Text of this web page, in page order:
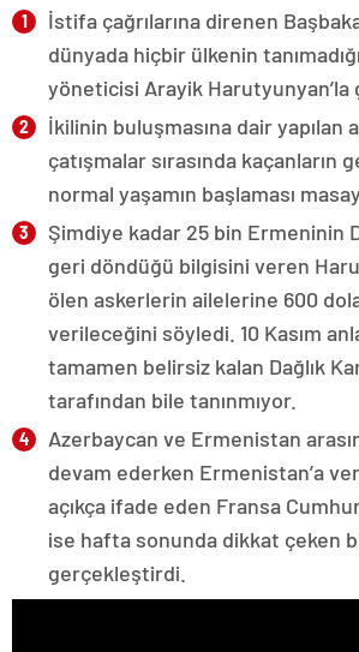
İstifa çağrılarına direnen
dünyada hiçbir ülkenin
yöneticisi Arayik Harutyunyan’la
İkilinin buluşmasına dair yapılan
çatışmalar sırasında kaçanların
normal yaşamın başlaması
Şimdiye kadar 25 bin Ermeninin
geri döndüğü bilgisini veren
ölen askerlerin ailelerine 600
verileceğini söyledi. 10 Kasım
tamamen belirsiz kalan Dağlık
tarafından bile tanınmıyor.
Azerbaycan ve Ermenistan
devam ederken Ermenistan’a
açıkça ifade eden Fransa
ise hafta sonunda dikkat çeken
gerçekleştirdi.